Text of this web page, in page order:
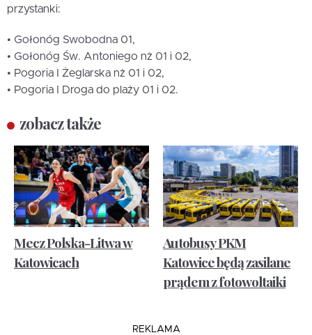
przystanki:
• Gołonóg Swobodna 01,
• Gołonóg Św. Antoniego nż 01 i 02,
• Pogoria I Żeglarska nż 01 i 02,
• Pogoria I Droga do plaży 01 i 02.
zobacz także
Mecz Polska-Litwa w
Katowicach
Autobusy PKM
Katowice będą zasilane
prądem z fotowoltaiki
REKLAMA